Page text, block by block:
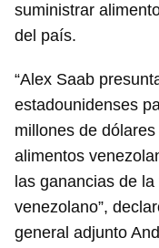
Guardar como
suministrar
del país.
“Alex Saab
estadounidenses
millones de
alimentos
las ganancias de
venezolano”,
general adjunto